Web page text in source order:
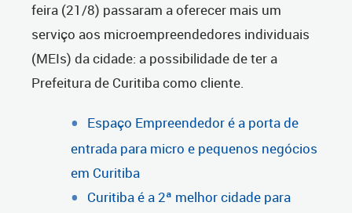
feira (21/8) passaram a oferecer mais um
serviço aos microempreendedores individuais
(MEIs) da cidade: a possibilidade de ter a
Prefeitura de Curitiba como cliente.
Espaço Empreendedor é a porta de
entrada para micro e pequenos negócios
em Curitiba
Curitiba é a 2ª melhor cidade para